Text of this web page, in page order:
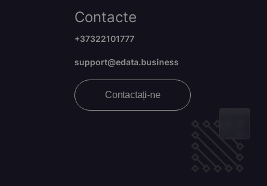
Contacte
+37322101777
support@edata.business
Contactați-ne